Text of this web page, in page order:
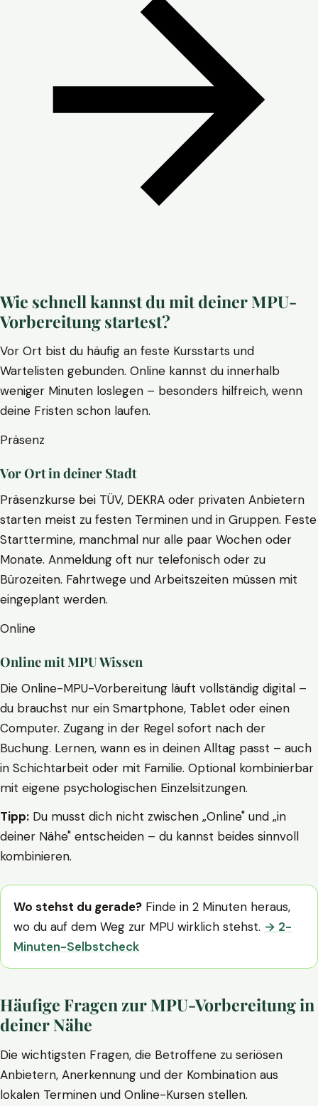
Wie schnell kannst du mit deiner MPU-
Vorbereitung startest?
Vor Ort bist du häufig an feste Kursstarts und
Wartelisten gebunden. Online kannst du innerhalb
weniger Minuten loslegen – besonders hilfreich, wenn
deine Fristen schon laufen.
Präsenz
Vor Ort in deiner Stadt
Präsenzkurse bei TÜV, DEKRA oder privaten Anbietern
starten meist zu festen Terminen und in Gruppen. Feste
Starttermine, manchmal nur alle paar Wochen oder
Monate. Anmeldung oft nur telefonisch oder zu
Bürozeiten. Fahrtwege und Arbeitszeiten müssen mit
eingeplant werden.
Online
Online mit MPU Wissen
Die Online-MPU-Vorbereitung läuft vollständig digital –
du brauchst nur ein Smartphone, Tablet oder einen
Computer. Zugang in der Regel sofort nach der
Buchung. Lernen, wann es in deinen Alltag passt – auch
in Schichtarbeit oder mit Familie. Optional kombinierbar
mit eigene psychologischen Einzelsitzungen.
Tipp: Du musst dich nicht zwischen „Online" und „in
deiner Nähe" entscheiden – du kannst beides sinnvoll
kombinieren.
Wo stehst du gerade? Finde in 2 Minuten heraus,
wo du auf dem Weg zur MPU wirklich stehst. → 2-
Minuten-Selbstcheck
Häufige Fragen zur MPU-Vorbereitung in
deiner Nähe
Die wichtigsten Fragen, die Betroffene zu seriösen
Anbietern, Anerkennung und der Kombination aus
lokalen Terminen und Online-Kursen stellen.